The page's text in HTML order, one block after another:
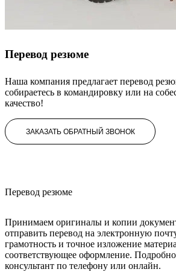
Перевод резюме
Наша компания предлагает перевод
собираетесь в командировку или на
качество!
ЗАКАЗАТЬ ОБРАТНЫЙ ЗВОНОК
Перевод резюме
Принимаем оригиналы и копии
отправить перевод на электронную
грамотность и точное изложение
соответствующее оформление.
консультант по телефону или онлайн.